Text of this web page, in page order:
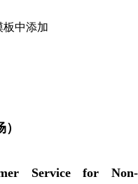
板中添加
-国内市场）
Service for Non-